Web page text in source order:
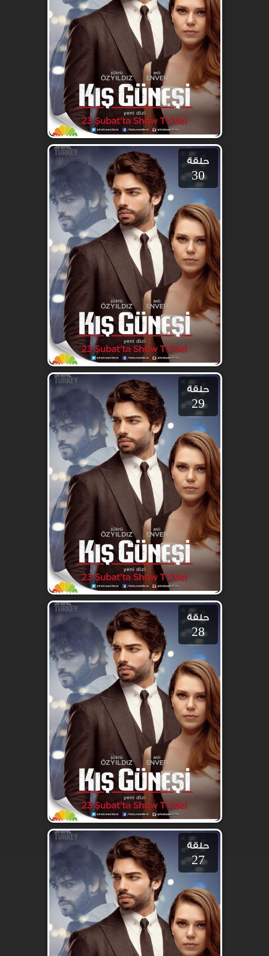
حلقة
30
حلقة
29
حلقة
28
حلقة
27